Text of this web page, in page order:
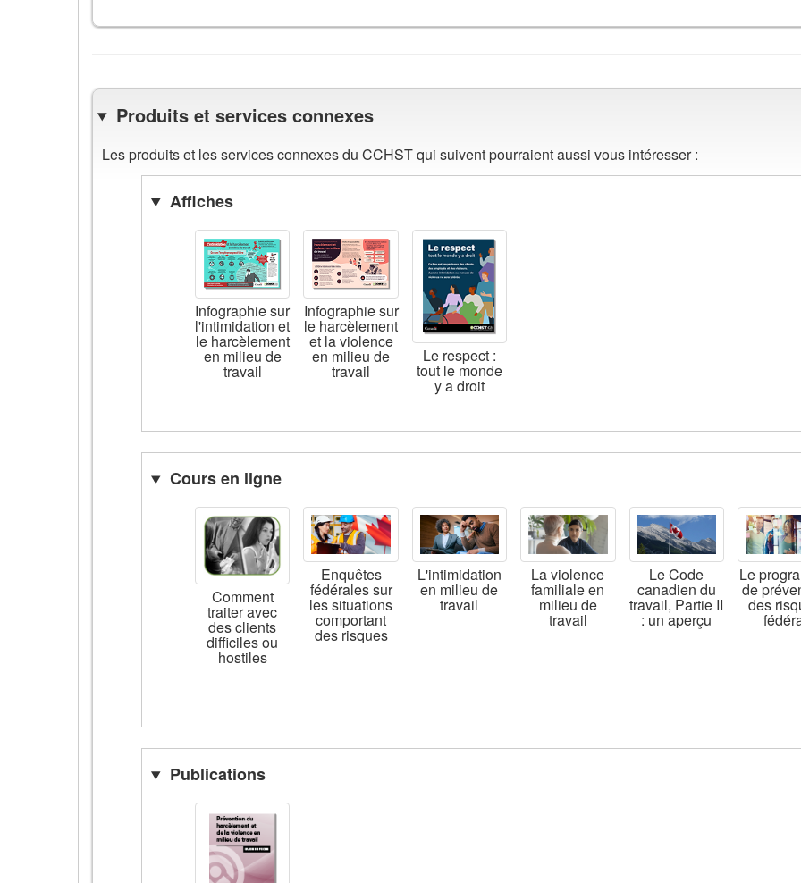
Produits et services connexes
Les produits et les services connexes du CCHST qui suivent pourraient aussi vous intéresser :
Affiches
Infographie sur
l'intimidation et
le harcèlement
en milieu de
travail
Infographie sur
le harcèlement
et la violence
en milieu de
travail
Le respect :
tout le monde
y a droit
Cours en ligne
Comment
traiter avec
des clients
difficiles ou
hostiles
Enquêtes
fédérales sur
les situations
comportant
des risques
L'intimidation
en milieu de
travail
La violence
familiale en
milieu de
travail
Le Code
canadien du
travail, Partie II
: un aperçu
Le
de
des
Publications